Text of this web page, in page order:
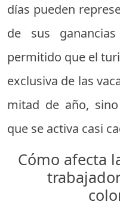
días pueden
de sus
permitido que el
exclusiva de las
mitad de año,
que se activa casi
Cómo afecta